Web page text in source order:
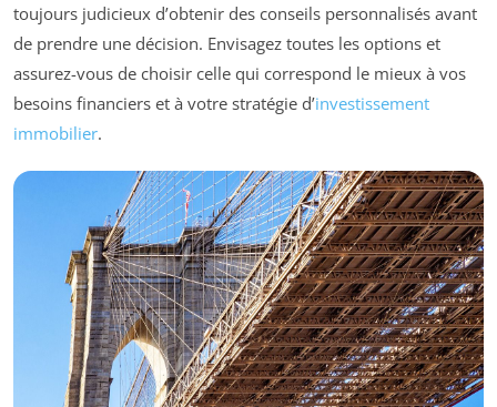
toujours judicieux d’obtenir des conseils personnalisés avant
de prendre une décision. Envisagez toutes les options et
assurez-vous de choisir celle qui correspond le mieux à vos
besoins financiers et à votre stratégie d’investissement
immobilier.